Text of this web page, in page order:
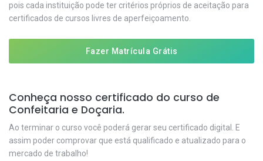
pois cada instituição pode ter critérios próprios de aceitação para
certificados de cursos livres de aperfeiçoamento.
Fazer Matrícula Grátis
Conheça nosso certificado do curso de
Confeitaria e Doçaria.
Ao terminar o curso você poderá gerar seu certificado digital. E
assim poder comprovar que está qualificado e atualizado para o
mercado de trabalho!